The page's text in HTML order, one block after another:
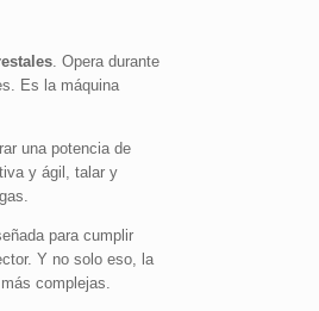
. Opera durante
Es la máquina
una potencia de
y ágil, talar y
para cumplir
Y no solo eso, la
complejas.